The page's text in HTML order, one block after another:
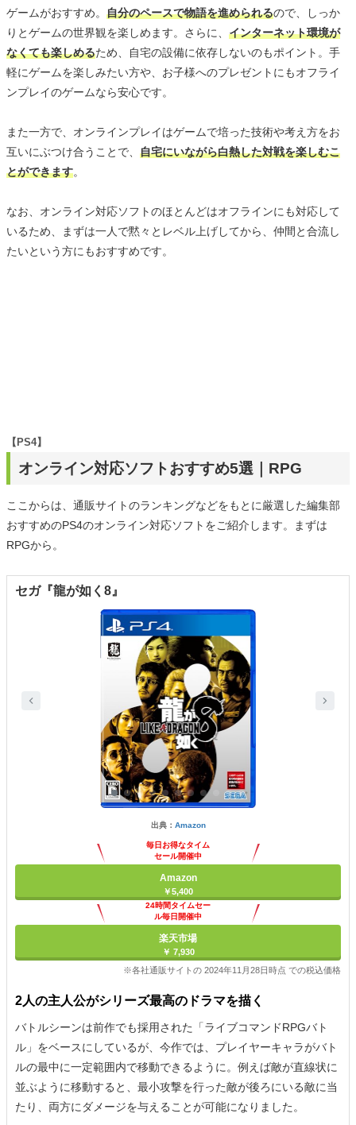
ゲームがおすすめ。 自分のペースで物語を進められるので、しっか
りとゲームの世界観を楽しめます。さらに、 インターネット環境が
なくても楽しめるため、自宅の設備に依存しないのもポイント。手
軽にゲームを楽しみたい方や、お子様へのプレゼントにもオフライ
ンプレイのゲームなら安心です。
また一方で、オンラインプレイはゲームで培った技術や考え方をお
互いにぶつけ合うことで、 自宅にいながら白熱した対戦を楽しむこ
とができます。
なお、オンライン対応ソフトのほとんどはオフラインにも対応して
いるため、まずは一人で黙々とレベル上げしてから、仲間と合流し
たいという方にもおすすめです。
オンライン対応ソフトおすすめ5選｜RPG
【PS4】
ここからは、通販サイトのランキングなどをもとに厳選した編集部
おすすめのPS4のオンライン対応ソフトをご紹介します。まずは
RPGから。
セガ『龍が如く8』
出典： Amazon
毎日お得なタイム
セール開催中
Amazon
￥5,400
24時間タイムセー
ル毎日開催中
楽天市場
￥ 7,930
※各社通販サイトの 2024年11月28日時点 での税込価格
2人の主人公がシリーズ最高のドラマを描く
バトルシーンは前作でも採用された「ライブコマンドRPGバト
ル」をベースにしているが、今作では、プレイヤーキャラがバト
ルの最中に一定範囲内で移動できるように。例えば敵が直線状に
並ぶように移動すると、最小攻撃を行った敵が後ろにいる敵に当
たり、両方にダメージを与えることが可能になりました。